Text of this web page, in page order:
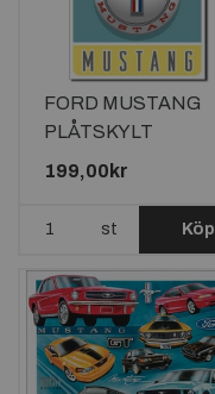
FORD MUSTANG
PLÅTSKYLT
40,5x31,5cm
199,00kr
st Köp